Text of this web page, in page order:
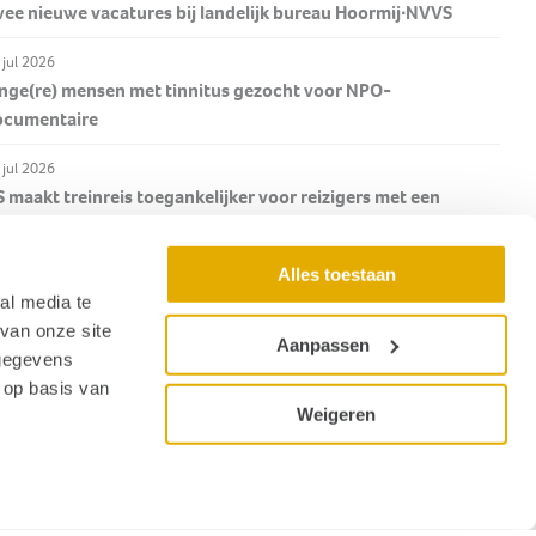
media te
onze site
basis van
Alles toestaan
Aanpassen
Weigeren
nieuwe vacatures bij landelijk bureau Hoormij∙NVVS
jul 2026
mensen met tinnitus gezocht voor NPO-
jul 2026
maakt treinreis toegankelijker voor reizigers met een
Corrine Weiler in De Audiciëns: 'Tante Sophie en de
Nieuwsoverzicht